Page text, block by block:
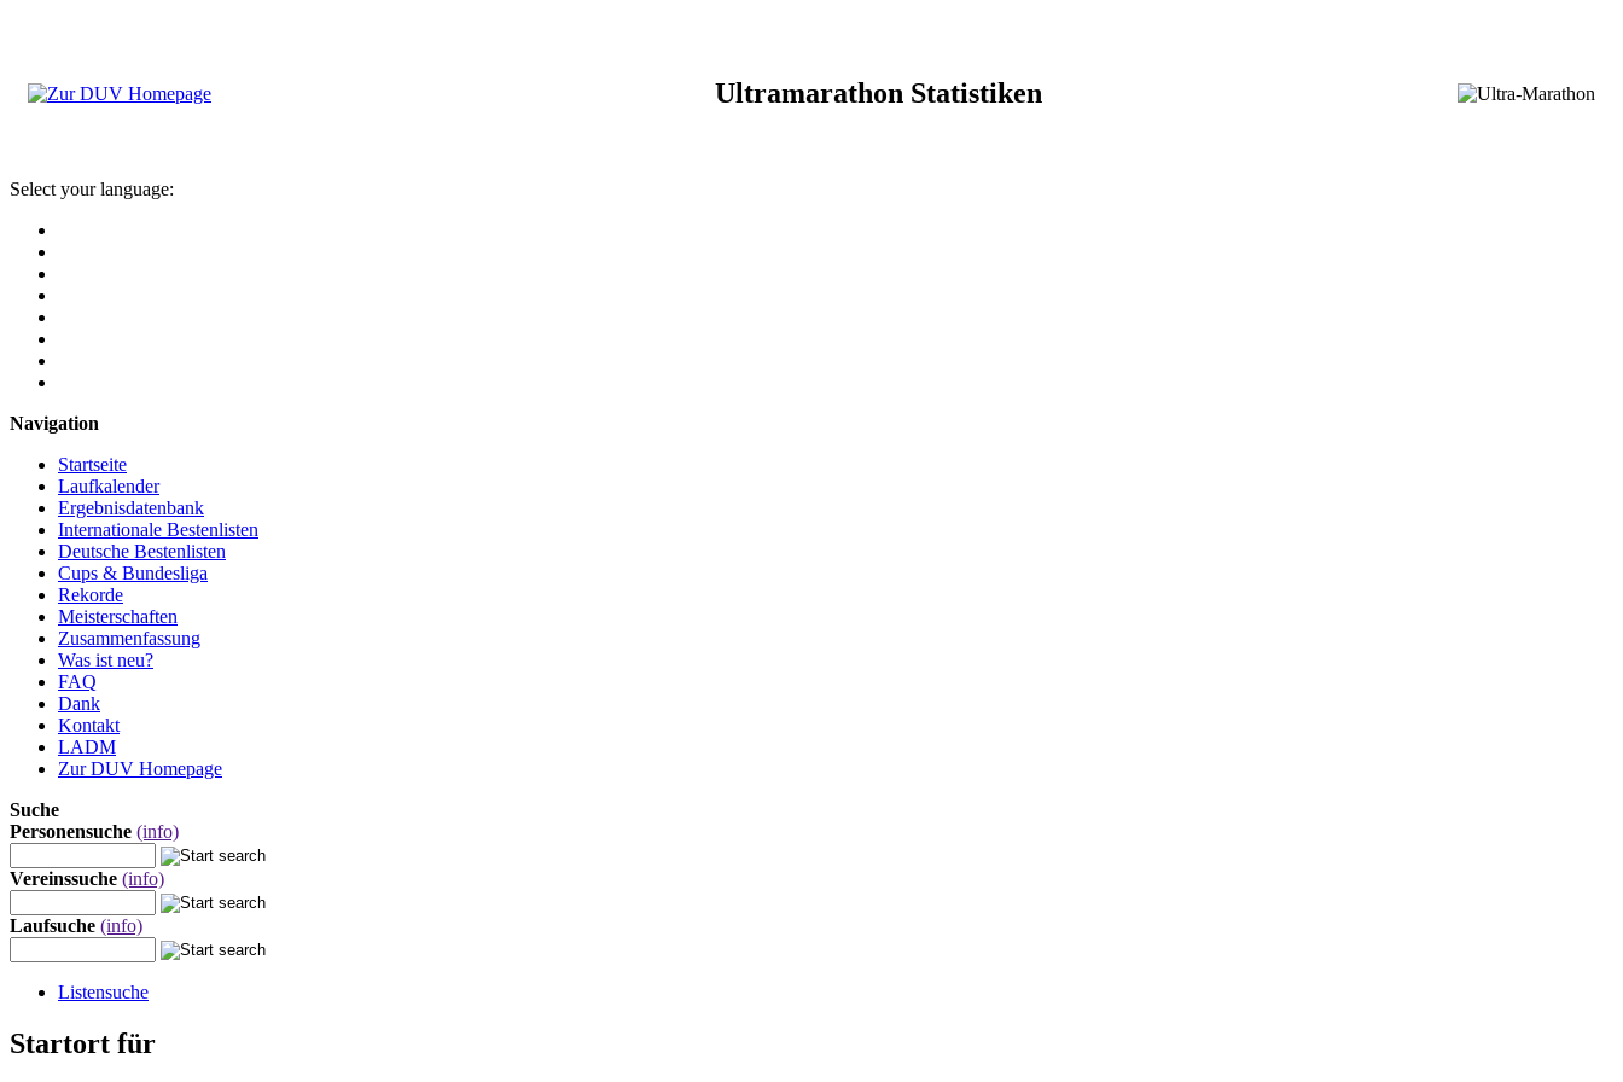
Ultramarathon Statistiken
Select your language:
Navigation
Startseite
Laufkalender
Ergebnisdatenbank
Internationale Bestenlisten
Deutsche Bestenlisten
Cups & Bundesliga
Rekorde
Meisterschaften
Zusammenfassung
Was ist neu?
FAQ
Dank
Kontakt
LADM
Zur DUV Homepage
Suche
Personensuche (info)
Vereinssuche (info)
Laufsuche (info)
Listensuche
Startort für